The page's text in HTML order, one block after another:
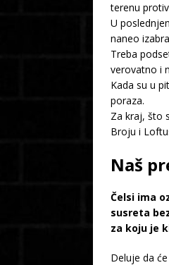
terenu
U
naneo
Treba
verovatno i
Kada su u
poraza.
Za kraj, što
Broju i
Naš
Čelsi ima
susreta
za koju je
Deluje da